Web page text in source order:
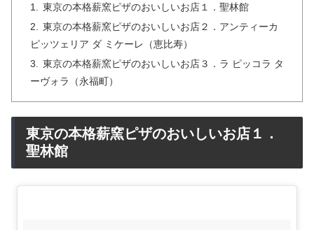
東京の本格薪窯ピザのおいしいお店１．聖林館
東京の本格薪窯ピザのおいしいお店２．アンティーカ
ピッツェリア ダ ミケーレ（恵比寿）
東京の本格薪窯ピザのおいしいお店３．ラ ピッコラ タ
ーヴォラ（永福町）
東京の本格薪窯ピザのおいしいお店１．
聖林館